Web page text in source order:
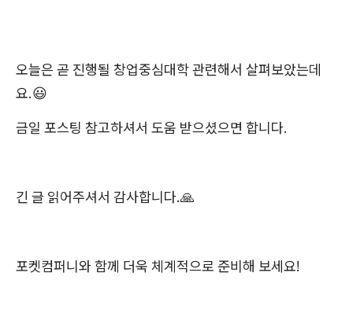
오늘은 곧 진행될 창업중심대학 관련해서 살펴보았는데
요.😃
금일 포스팅 참고하셔서 도움 받으셨으면 합니다.
긴 글 읽어주셔서 감사합니다.🙏
포켓컴퍼니와 함께 더욱 체계적으로 준비해 보세요!